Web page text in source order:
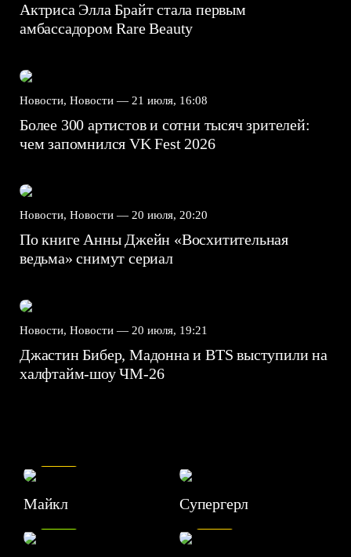
Актриса Элла Брайт стала первым
амбассадором Rare Beauty
Новости, Новости — 21 июля, 16:08
Более 300 артистов и сотни тысяч зрителей:
чем запомнился VK Fest 2026
Новости, Новости — 20 июля, 20:20
По книге Анны Джейн «Восхитительная
ведьма» снимут сериал
Новости, Новости — 20 июля, 19:21
Джастин Бибер, Мадонна и BTS выступили на
халфтайм-шоу ЧМ-26
Майкл Супергерл
7.1